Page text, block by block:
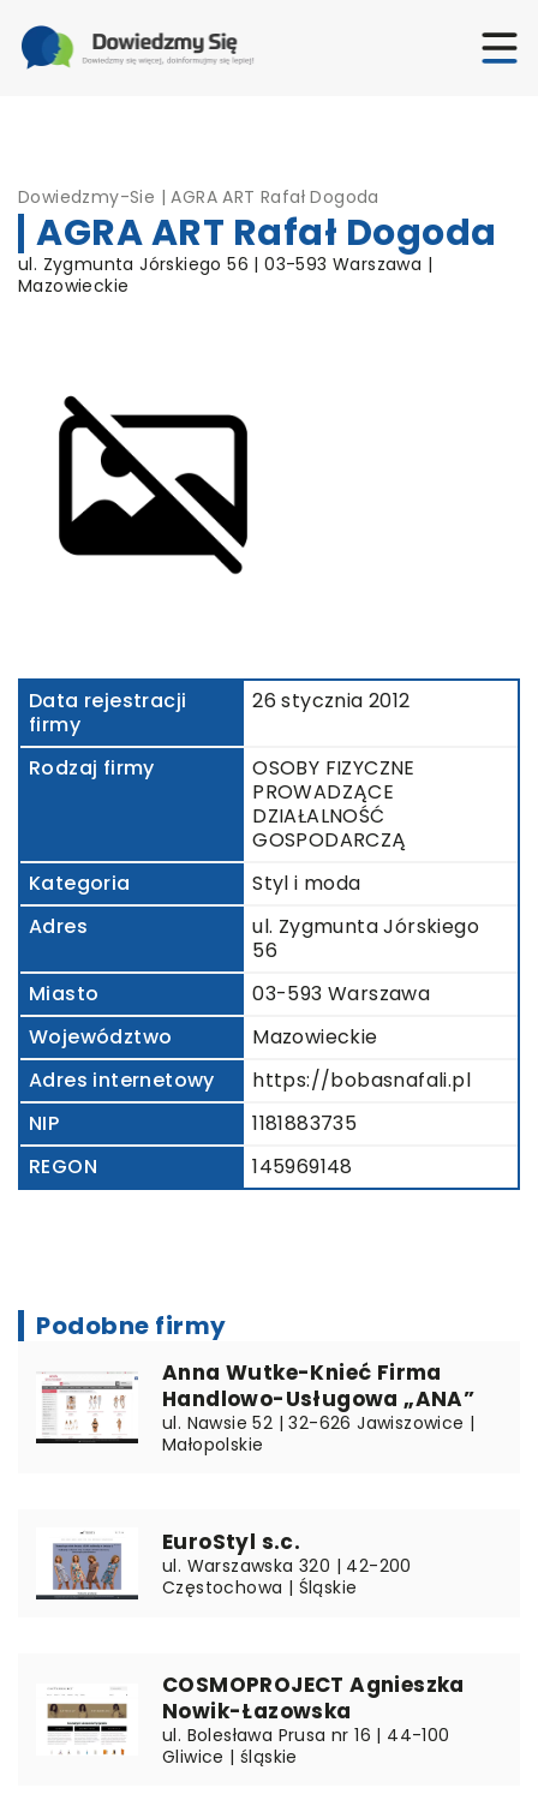
Dowiedzmy-Sie |AGRA ART Rafał Dogoda
AGRA ART Rafał Dogoda
ul. Zygmunta Jórskiego 56 | 03-593 Warszawa |
Mazowieckie
Data rejestracji
firmy
26 stycznia 2012
Rodzaj firmy
OSOBY FIZYCZNE
PROWADZĄCE
DZIAŁALNOŚĆ
GOSPODARCZĄ
Kategoria
Styl i moda
Adres
ul. Zygmunta Jórskiego
56
Miasto
03-593 Warszawa
Województwo
Mazowieckie
Adres internetowy
https://bobasnafali.pl
NIP
1181883735
REGON
145969148
Podobne firmy
Anna Wutke-Knieć Firma
Handlowo-Usługowa „ANA”
ul. Nawsie 52 | 32-626 Jawiszowice |
Małopolskie
EuroStyl s.c.
ul. Warszawska 320 | 42-200
Częstochowa | Śląskie
COSMOPROJECT Agnieszka
Nowik-Łazowska
ul. Bolesława Prusa nr 16 | 44-100
Gliwice | śląskie